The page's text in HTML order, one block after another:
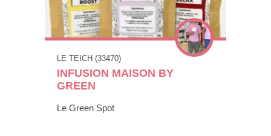
LE TEICH (33470)
INFUSION MAISON BY
GREEN
Le Green Spot